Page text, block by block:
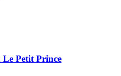
Petit Prince